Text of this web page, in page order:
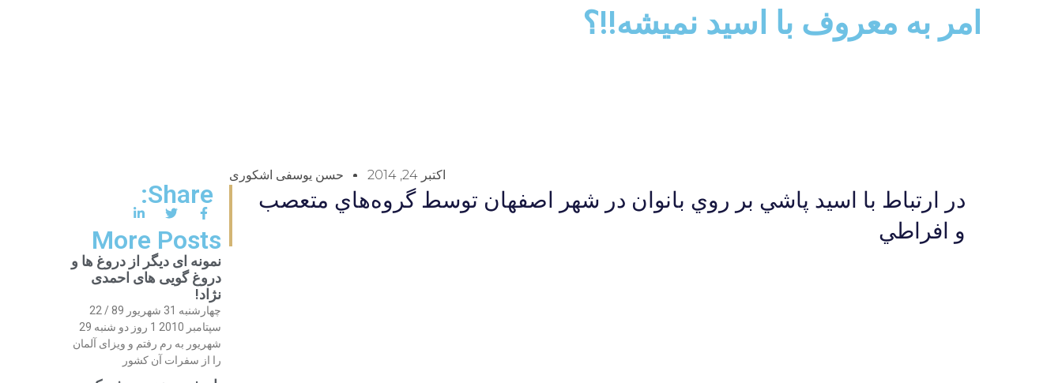
امر به معروف با اسيد نميشه!!؟
اکتبر 24, 2014 حسن یوسفی اشکوری
در ارتباط با اسيد پاشي بر روي بانوان در شهر اصفهان توسط گروه‌هاي متعصب
و افراطي
Share:
More Posts
نمونه ای دیگر از دروغ ها و
دروغ گویی های احمدی
نژاد!
چهارشنبه 31 شهریور 89 / 22
سپتامبر 2010 1 روز دو شنبه 29
شهریور به رم رفتم و ویزای آلمان
را از سفرات آن کشور